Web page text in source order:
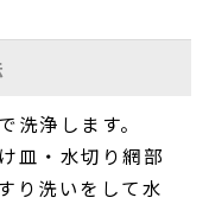
洗浄します。
皿・水切り網部
り洗いをして水